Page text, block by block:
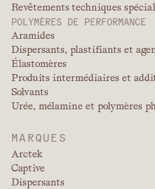
Revêtements techniques
POLYMÈRES DE PERFORMANCE
Aramides
Dispersants, plastifiants et
Élastomères
Produits intermédiaires et
Solvants
Urée, mélamine et polymères
MARQUES
Arctek
Captive
Dispersants